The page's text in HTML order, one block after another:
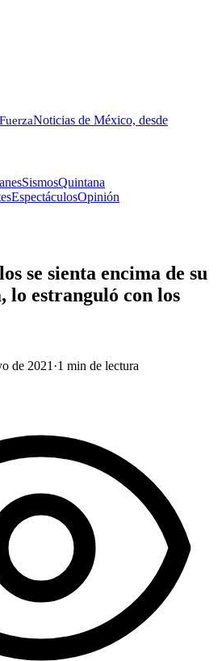
FuerzaNoticias de México, desde
SismosQuintana
EspectáculosOpinión
se sienta encima de su
lo estranguló con los
de 2021 ·1 min de lectura